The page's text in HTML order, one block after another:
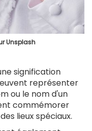
Unsplash
signification
représenter
ou le nom d'un
commémorer
lieux spéciaux.